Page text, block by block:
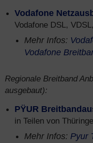
Vodafone
Vodafone DSL,
Mehr Infos:
Vodafone
Regionale Breitband
ausgebaut):
PŸUR
in Teilen von
Mehr Infos: Pyur